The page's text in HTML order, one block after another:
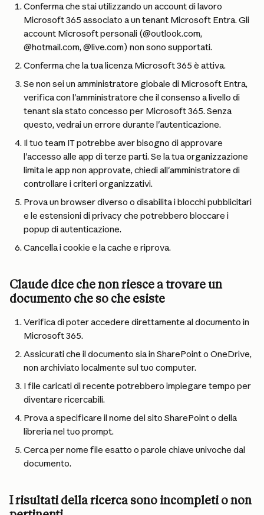
Conferma che stai utilizzando un account di lavoro
Microsoft 365 associato a un tenant Microsoft Entra. Gli
account Microsoft personali (@outlook.com,
@hotmail.com, @live.com) non sono supportati.
Conferma che la tua licenza Microsoft 365 è attiva.
Se non sei un amministratore globale di Microsoft Entra,
verifica con l'amministratore che il consenso a livello di
tenant sia stato concesso per Microsoft 365. Senza
questo, vedrai un errore durante l'autenticazione.
Il tuo team IT potrebbe aver bisogno di approvare
l'accesso alle app di terze parti. Se la tua organizzazione
limita le app non approvate, chiedi all'amministratore di
controllare i criteri organizzativi.
Prova un browser diverso o disabilita i blocchi pubblicitari
e le estensioni di privacy che potrebbero bloccare i
popup di autenticazione.
Cancella i cookie e la cache e riprova.
Claude dice che non riesce a trovare un
documento che so che esiste
Verifica di poter accedere direttamente al documento in
Microsoft 365.
Assicurati che il documento sia in SharePoint o OneDrive,
non archiviato localmente sul tuo computer.
I file caricati di recente potrebbero impiegare tempo per
diventare ricercabili.
Prova a specificare il nome del sito SharePoint o della
libreria nel tuo prompt.
Cerca per nome file esatto o parole chiave univoche dal
documento.
I risultati della ricerca sono incompleti o non